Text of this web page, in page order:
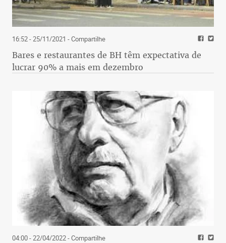
16:52 - 25/11/2021 - Compartilhe
Bares e restaurantes de BH têm expectativa de
lucrar 90% a mais em dezembro
04:00 - 22/04/2022- Compartilhe